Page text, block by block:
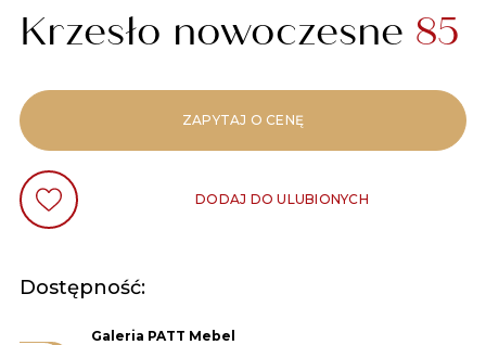
Krzesło nowoczesne 85
ZAPYTAJ O CENĘ
DODAJ DO ULUBIONYCH
Dostępność:
Galeria PATT Mebel